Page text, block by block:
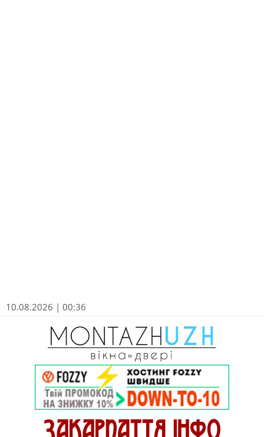
10.08.2026 | 00:36